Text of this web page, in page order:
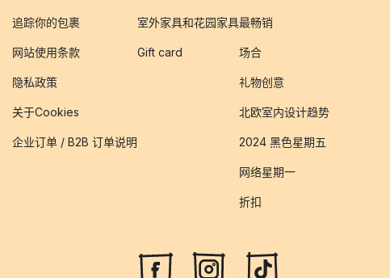
追踪你的包裹
网站使用条款
隐私政策
关于Cookies
企业订单 / B2B 订单说明
室外家具和花园家具
Gift card
最畅销
场合
礼物创意
北欧室内设计趋势
2024 黑色星期五
网络星期一
折扣